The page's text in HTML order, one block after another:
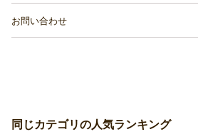
お問い合わせ
同じカテゴリの人気ランキング